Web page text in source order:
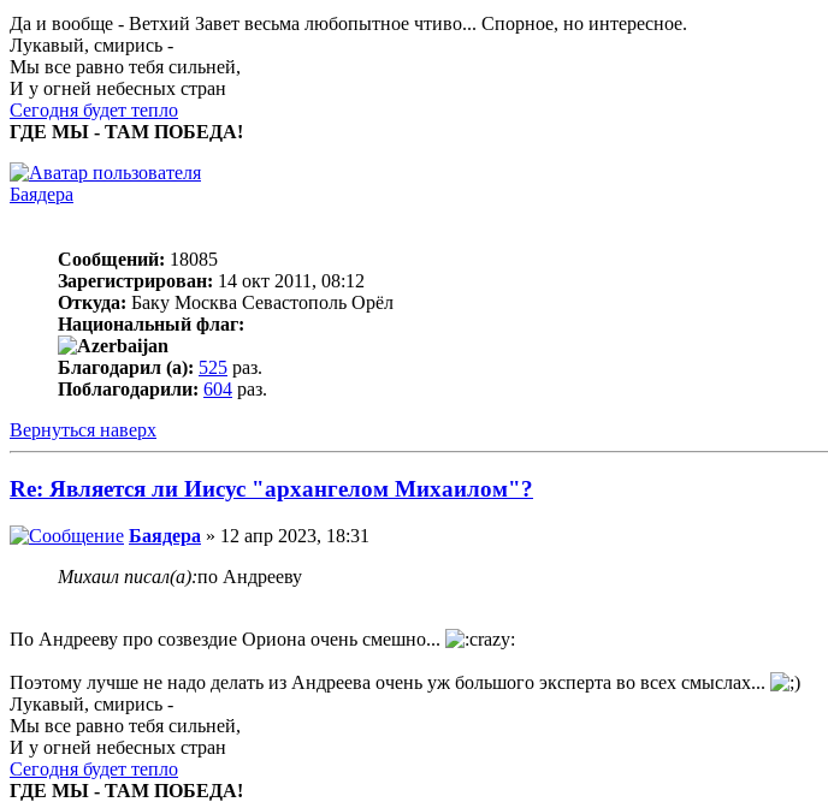
Да и вообще - Ветхий Завет весьма любопытное чтиво... Спорное, но интересное.
Лукавый, смирись -
Мы все равно тебя сильней,
И у огней небесных стран
Сегодня будет тепло
ГДЕ МЫ - ТАМ ПОБЕДА!
Баядера
Сообщений: 18085
Зарегистрирован: 14 окт 2011, 08:12
Откуда: Баку Москва Севастополь Орёл
Национальный флаг:
Благодарил (а): 525 раз.
Поблагодарили: 604 раз.
Вернуться наверх
Re: Является ли Иисус "архангелом Михаилом"?
Баядера » 12 апр 2023, 18:31
Михаил писал(а):по Андрееву
По Андрееву про созвездие Ориона очень смешно...
Поэтому лучше не надо делать из Андреева очень уж большого эксперта во всех смыслах...
Лукавый, смирись -
Мы все равно тебя сильней,
И у огней небесных стран
Сегодня будет тепло
ГДЕ МЫ - ТАМ ПОБЕДА!